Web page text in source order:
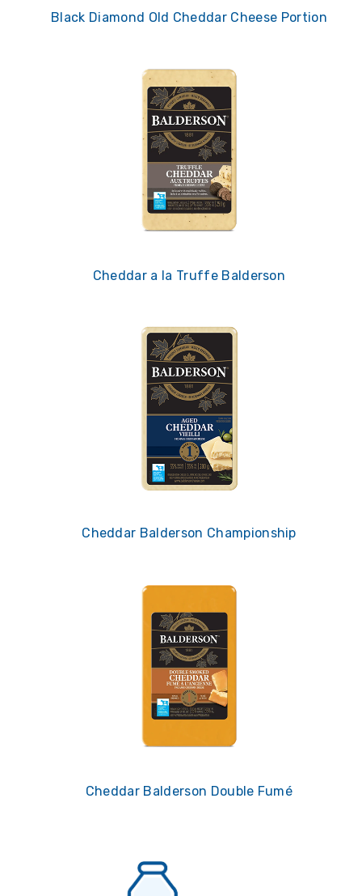
Black Diamond Old Cheddar Cheese Portion
Cheddar a la Truffe Balderson
Cheddar Balderson Championship
Cheddar Balderson Double Fumé